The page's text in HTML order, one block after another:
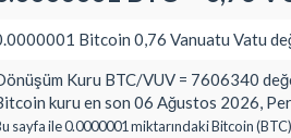
Bitcoin 0,76 Vanuatu Vatu
Kuru BTC/VUV = 7606340
kuru en son 06 Ağustos 2026,
sayfa ile 0.0000001 miktarındaki Bitcoin